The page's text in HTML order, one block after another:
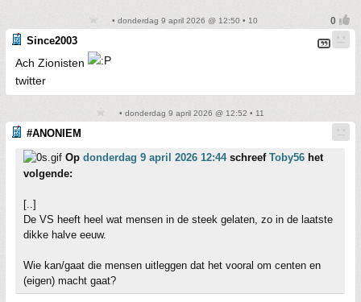
• donderdag 9 april 2026 @ 12:50 • 10
Since2003
Ach Zionisten
twitter
• donderdag 9 april 2026 @ 12:52 • 11
#ANONIEM
Op donderdag 9 april 2026 12:44schreef Toby56 het
volgende:
[..]
De VS heeft heel wat mensen in de steek gelaten, zo in de laatste
dikke halve eeuw.
Wie kan/gaat die mensen uitleggen dat het vooral om centen en
(eigen) macht gaat?